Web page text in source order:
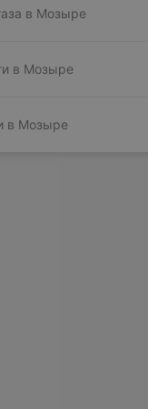
в Мозыре
в Мозыре
в Мозыре